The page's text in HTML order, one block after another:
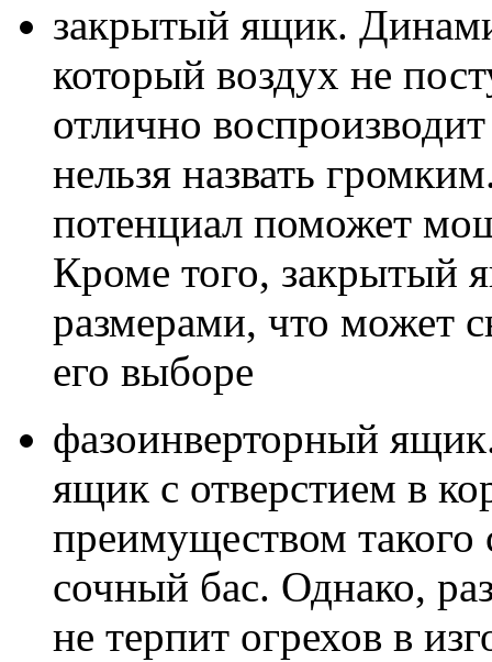
закрытый ящик.
который воздух не
отлично
нельзя назвать
потенциал поможет
Кроме того, закрытый
размерами, что может
его выборе
фазоинверторный
ящик с отверстием в
преимуществом
сочный бас. Однако,
не терпит огрехов в